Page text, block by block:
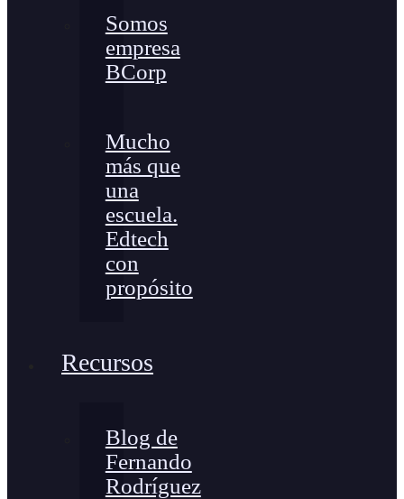
Somos
empresa
BCorp
Mucho
más que
una
escuela.
Edtech
con
propósito
Recursos
Blog de
Fernando
Rodríguez